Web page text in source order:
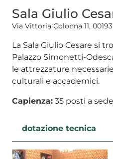
Sala Giulio
Via Vittoria Colonna 11,
La Sala Giulio Cesare si
Palazzo Simonetti-
le attrezzature
culturali e accademici.
Capienza: 35 posti a
dotazione tecnica